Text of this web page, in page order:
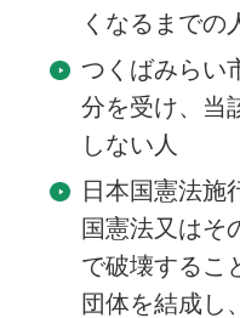
くなるまでの
つくばみらい
分を受け、当
しない人
日本国憲法施
国憲法又はそ
で破壊するこ
団体を結成し